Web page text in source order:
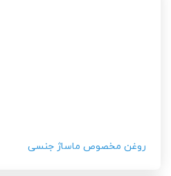
روغن مخصوص ماساژ جنسی